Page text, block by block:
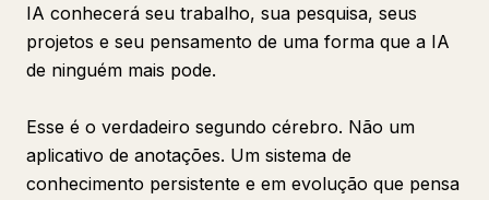
IA conhecerá seu trabalho, sua pesquisa, seus
projetos e seu pensamento de uma forma que a IA
de ninguém mais pode.
Esse é o verdadeiro segundo cérebro. Não um
aplicativo de anotações. Um sistema de
conhecimento persistente e em evolução que pensa